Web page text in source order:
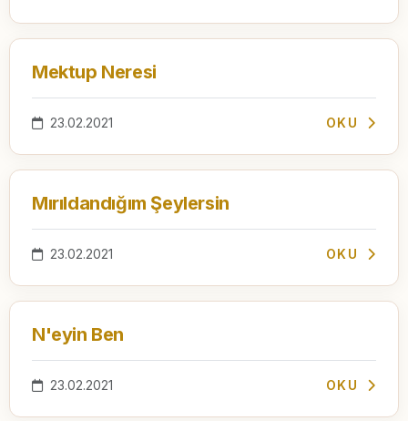
Mektup Neresi
23.02.2021 OKU
Mırıldandığım Şeylersin
23.02.2021 OKU
N'eyin Ben
23.02.2021 OKU